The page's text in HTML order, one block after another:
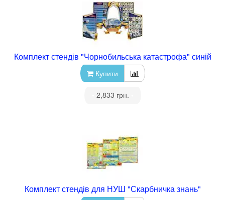
Комплект стендів "Чорнобильська катастрофа" синій
Купити
2,833 грн.
Комплект стендів для НУШ "Скарбничка знань"